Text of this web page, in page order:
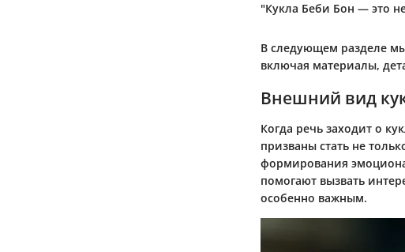
"Кукла Беби Бон — это
В следующем разделе
включая материалы,
Внешний вид
Когда речь заходит о
призваны стать не
формирования
помогают вызвать
особенно важным.